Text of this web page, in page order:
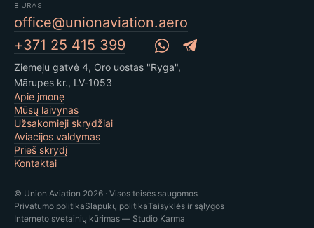
BIURAS
office@unionaviation.aero
+371 25 415 399
Ziemeļu gatvė 4, Oro uostas "Ryga",
Mārupes kr., LV-1053
Apie įmonę
Mūsų laivynas
Užsakomieji skrydžiai
Aviacijos valdymas
Prieš skrydį
Kontaktai
© Union Aviation 2026 · Visos teisės saugomos
Privatumo politikaSlapukų politikaTaisyklės ir sąlygos
Interneto svetainių kūrimas — Studio Karma